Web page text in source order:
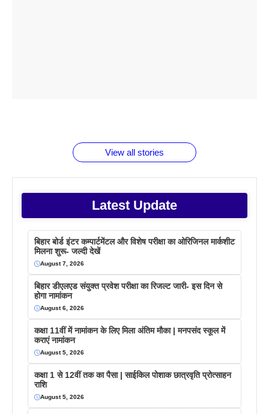
View all stories
Latest Update
बिहार बोर्ड इंटर कम्पार्टमेंटल और विशेष परीक्षा का ओरिजिनल मार्कशीट
मिलना शुरू- जल्दी देखें
August 7, 2026
बिहार डीएलएड संयुक्त प्रवेश परीक्षा का रिजल्ट जारी- इस दिन से
होगा नामांकन
August 6, 2026
कक्षा 11वीं में नामांकन के लिए मिला अंतिम मौका | मनपसंद स्कूल में
कराएं नामांकन
August 5, 2026
कक्षा 1 से 12वीं तक का पैसा | साईकिल पोशाक छात्रवृति प्रोत्साहन
राशि
August 5, 2026